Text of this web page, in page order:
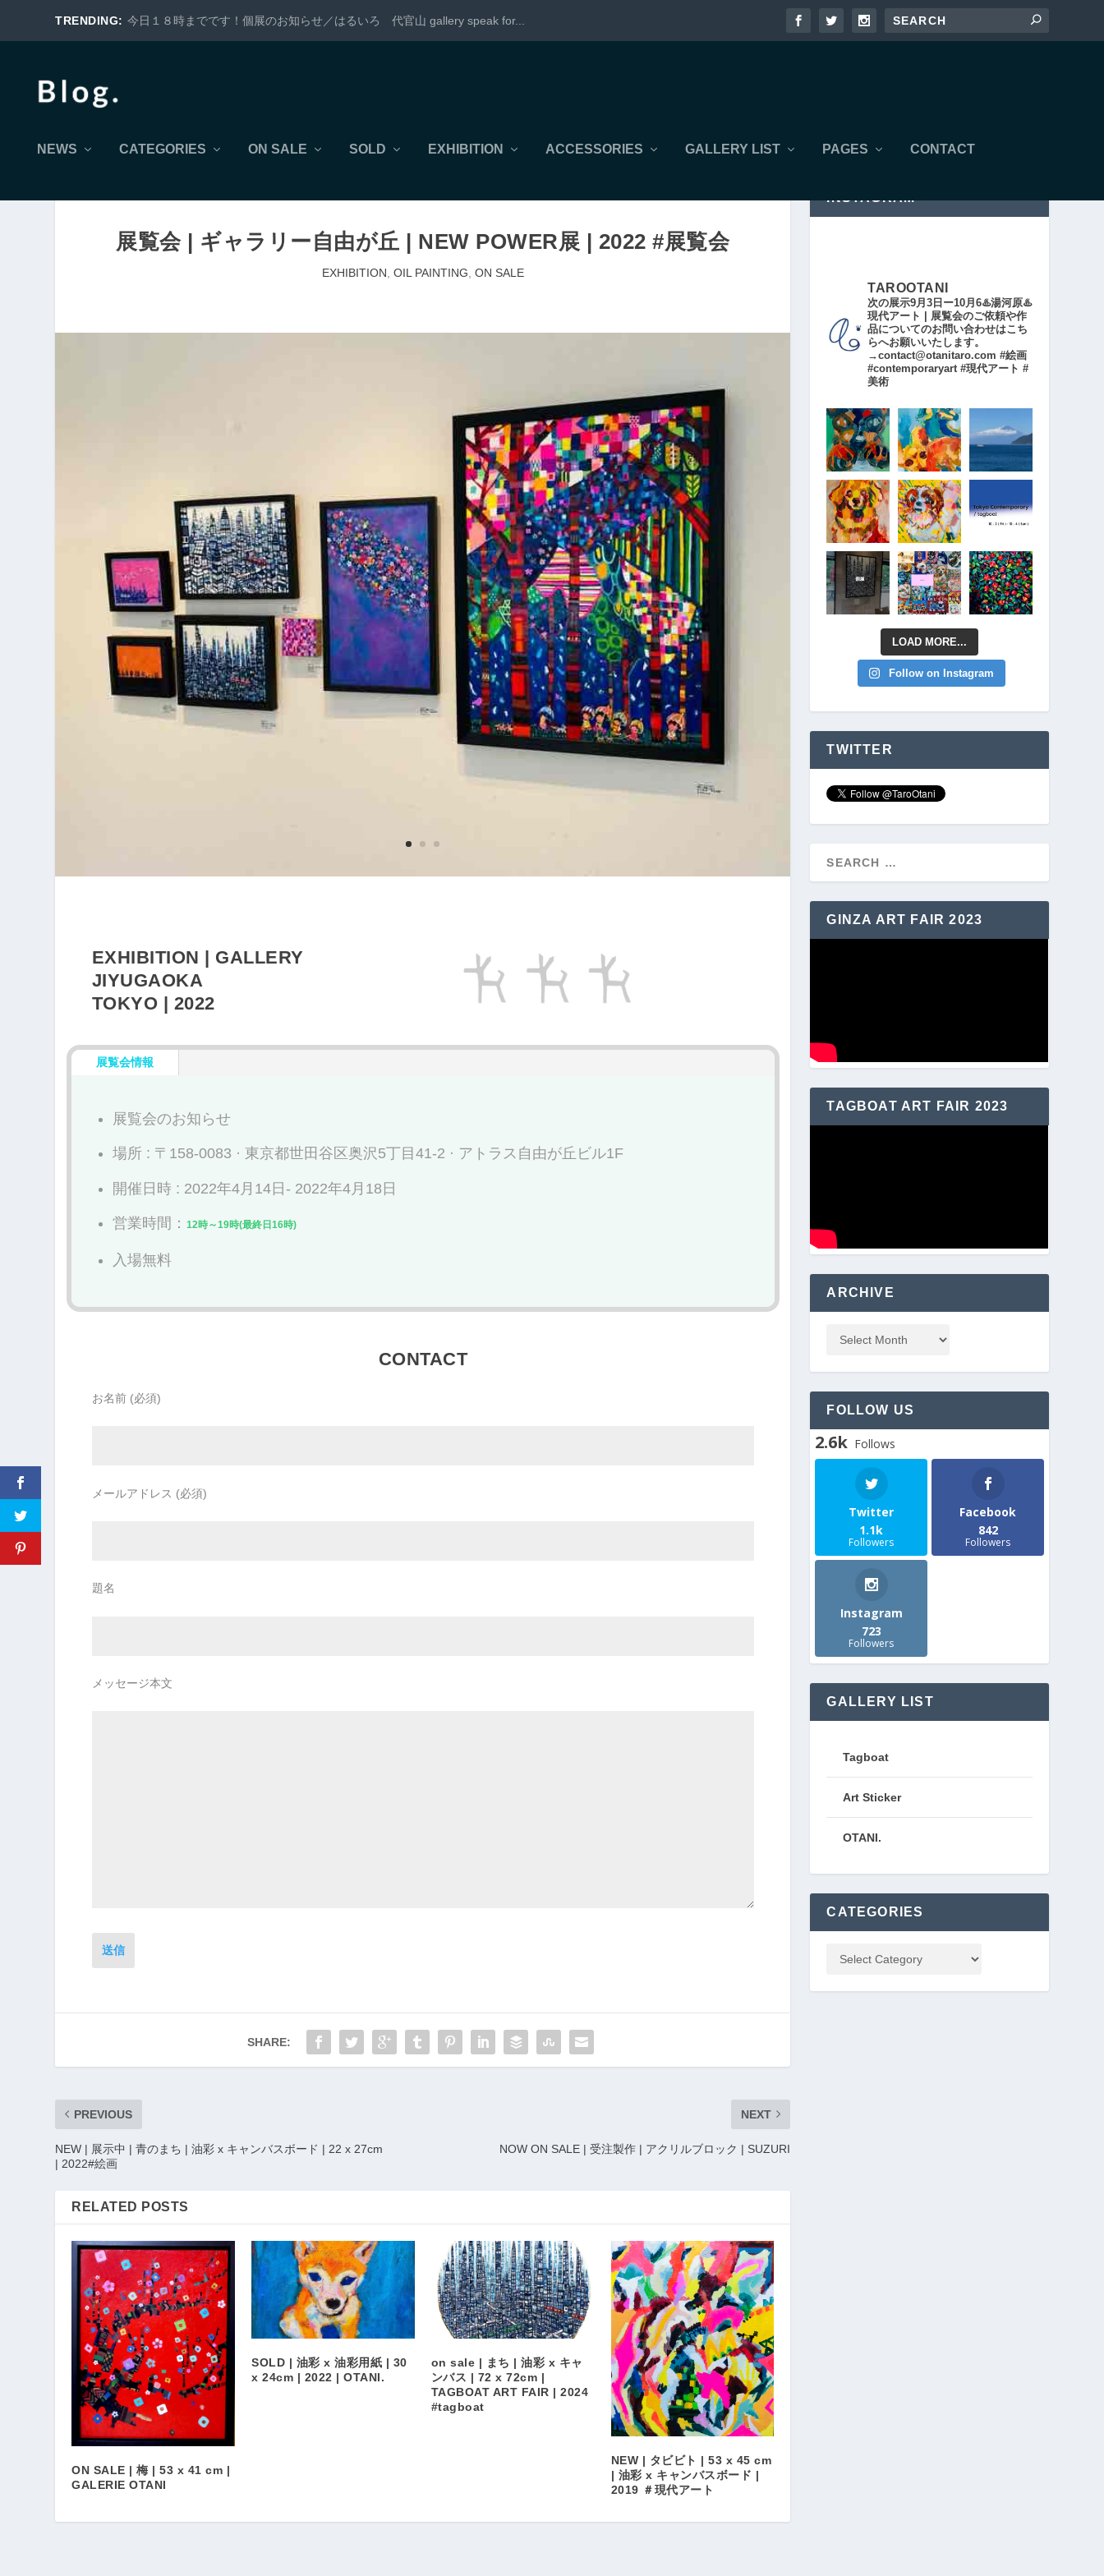
TRENDING: 今日１８時までです！個展のお知らせ／はるいろ 代官山 gallery speak for...
NEWS CATEGORIES ON SALE SOLD EXHIBITION ACCESSORIES GALLERY LIST PAGES CONTACT
展覧会 | ギャラリー自由が丘 | NEW POWER展 | 2022 #展覧会
EXHIBITION OIL PAINTING ON SALE
EXHIBITION | GALLERY
JIYUGAOKA
TOKYO | 2022
展覧会情報
展覧会のお知らせ
場所 : 〒158-0083 · 東京都世田谷区奥沢5丁目41-2 · アトラス自由が丘ビル1F
開催日時 : 2022年4月14日- 2022年4月18日
営業時間：12時～19時(最終日16時)
入場無料
CONTACT
お名前 (必須)
メールアドレス (必須)
題名
メッセージ本文
送信
SHARE:
PREVIOUS
NEW | 展示中 | 青のまち | 油彩 x キャンバスボード | 22 x 27cm
| 2022#絵画
NEXT
NOW ON SALE | 受注製作 | アクリルブロック | SUZURI
RELATED POSTS
ON SALE | 梅 | 53 x 41 cm |
GALERIE OTANI
SOLD | 油彩 x 油彩用紙 | 30
x 24cm | 2022 | OTANI.
on sale | まち | 油彩 x キャ
ンバス | 72 x 72cm |
TAGBOAT ART FAIR | 2024
#tagboat
NEW | タビビト | 53 x 45 cm
| 油彩 x キャンバスボード |
2019 ＃現代アート
INSTAGRAM
TAROOTANI
次の展示9月3日ー10月6♨️湯河原♨️
現代アート | 展覧会のご依頼や作
品についてのお問い合わせはこち
らへお願いいたします。
→contact@otanitaro.com #絵画
#contemporaryart #現代アート #
美術
LOAD MORE...
Follow on Instagram
TWITTER
GINZA ART FAIR 2023
TAGBOAT ART FAIR 2023
ARCHIVE
FOLLOW US
2.6k Follows
Twitter
1.1k
Followers
Facebook
842
Followers
Instagram
723
Followers
GALLERY LIST
Tagboat
Art Sticker
OTANI.
CATEGORIES